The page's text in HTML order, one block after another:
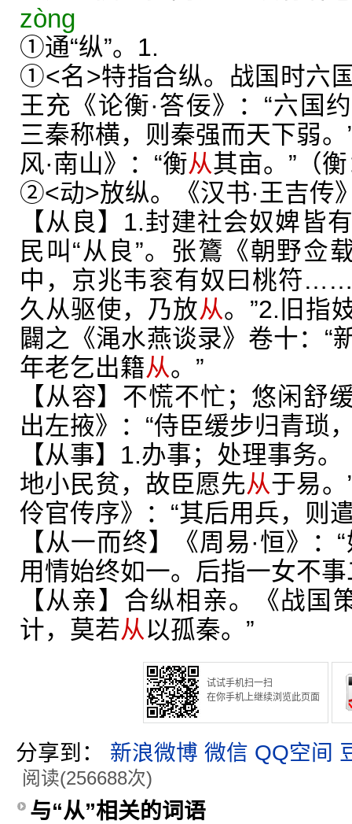
zòng
①通“纵”。1.
①<名>特指合纵。战国时六
王充《论衡·答佞》：“六国约
三秦称横，则秦强而天下弱
风·南山》：“衡从其亩。”（
②<动>放纵。《汉书·王吉传
【从良】1.封建社会奴婢皆
民叫“从良”。张鷟《朝野佥
中，京兆韦衮有奴曰桃符
久从驱使，乃放从。”2.旧指
闢之《渑水燕谈录》卷十：“
年老乞出籍从。”
【从容】不慌不忙；悠闲舒
出左掖》：“侍臣缓步归青琐
【从事】1.办事；处理事务
地小民贫，故臣愿先从于易。
伶官传序》：“其后用兵，则
【从一而终】《周易·恒》：
用情始终如一。后指一女不
【从亲】合纵相亲。《战国
计，莫若从以孤秦。”
试试手机扫一扫
在你手机上继续浏览此页面
分享到： 新浪微博 微信 QQ空间
阅读(256688次)
与“从”相关的词语